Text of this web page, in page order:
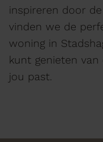
inspireren door
vinden we de
woning in
kunt genieten
jou past.